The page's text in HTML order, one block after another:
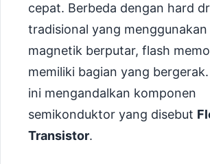
cepat. Berbeda dengan hard
tradisional yang
magnetik berputar, flash
memiliki bagian yang
ini mengandalkan komponen
semikonduktor yang disebut
Transistor.